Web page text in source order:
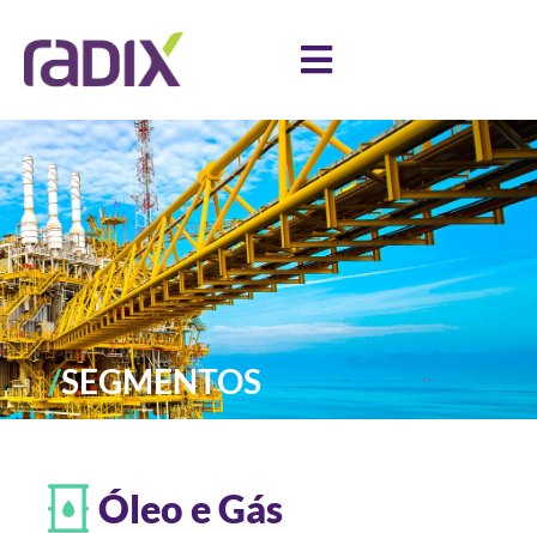
/SEGMENTOS
Óleo e Gás